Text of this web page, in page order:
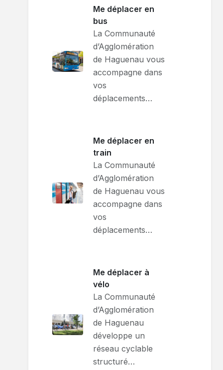
Me déplacer en
bus
La Communauté
d’Agglomération
de Haguenau vous
accompagne dans
vos
déplacements…
Me déplacer en
train
La Communauté
d’Agglomération
de Haguenau vous
accompagne dans
vos
déplacements…
Me déplacer à
vélo
La Communauté
d’Agglomération
de Haguenau
développe un
réseau cyclable
structuré…